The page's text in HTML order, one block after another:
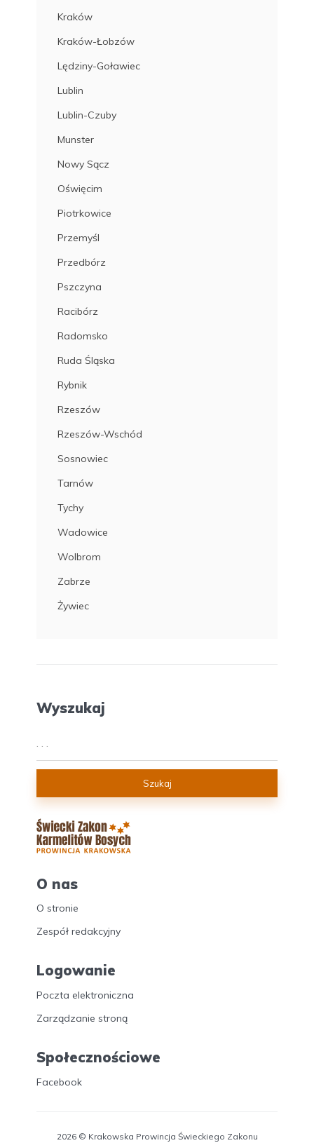
Kraków
Kraków-Łobzów
Lędziny-Goławiec
Lublin
Lublin-Czuby
Munster
Nowy Sącz
Oświęcim
Piotrkowice
Przemyśl
Przedbórz
Pszczyna
Racibórz
Radomsko
Ruda Śląska
Rybnik
Rzeszów
Rzeszów-Wschód
Sosnowiec
Tarnów
Tychy
Wadowice
Wolbrom
Zabrze
Żywiec
Wyszukaj
Szukaj
O nas
O stronie
Zespół redakcyjny
Logowanie
Poczta elektroniczna
Zarządzanie stroną
Społecznościowe
Facebook
2026 © Krakowska Prowincja Świeckiego Zakonu